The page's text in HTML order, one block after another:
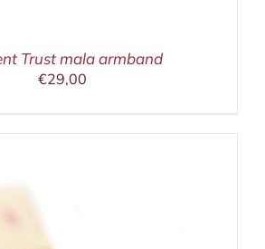
Trust mala armband
€29,00